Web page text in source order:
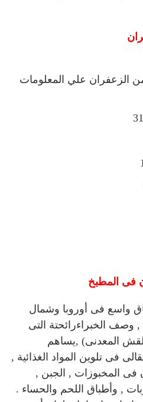
100 جرام من الزعفران علي المعلومات
فى المطبخ
واسع فى أوروبا وشمال
, وصف الخبراءرائحتة التى
المعدنى) ,يساهم
فى تلوين المواد الغذائية ,
فى المخبوزات , الجبن ,
, وأطباق اللحم والحساء .